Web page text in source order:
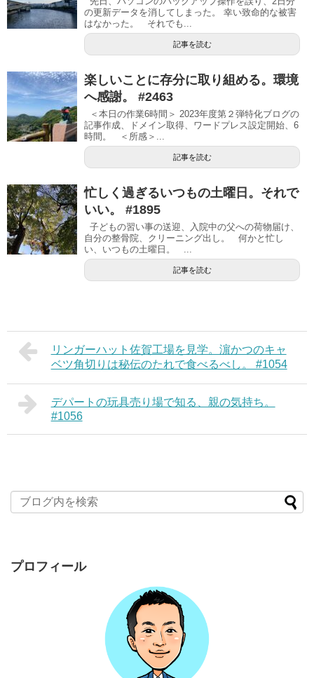
の更新データを消してしまった。 幸い致命的な被害
はなかった。 それでも...
記事を読む
楽しいことに存分に取り組める。環境
へ感謝。 #2463
＜本日の作業6時間＞ 2023年度第２弾特化ブログの
記事作成、ドメイン取得、ワードプレス設定開始、6
時間。 ＜所感＞...
記事を読む
忙しく過ぎるいつもの土曜日。それで
いい。 #1895
子どもの習い事の送迎、入院中の父への荷物届け、
自分の整骨院、クリーニング出し。 何かと忙し
い、いつもの土曜日。 ...
記事を読む
リンガーハット佐賀工場を見学。濵かつのキャ
ベツ角切りは秘伝のたれで食べるべし。 #1054
デパートの玩具売り場で知る、親の気持ち。
#1056
プロフィール